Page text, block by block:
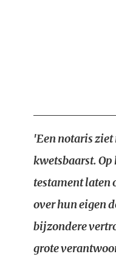
'Een notaris
kwetsbaarst. Op
testament laten
over hun eigen
bijzondere
grote